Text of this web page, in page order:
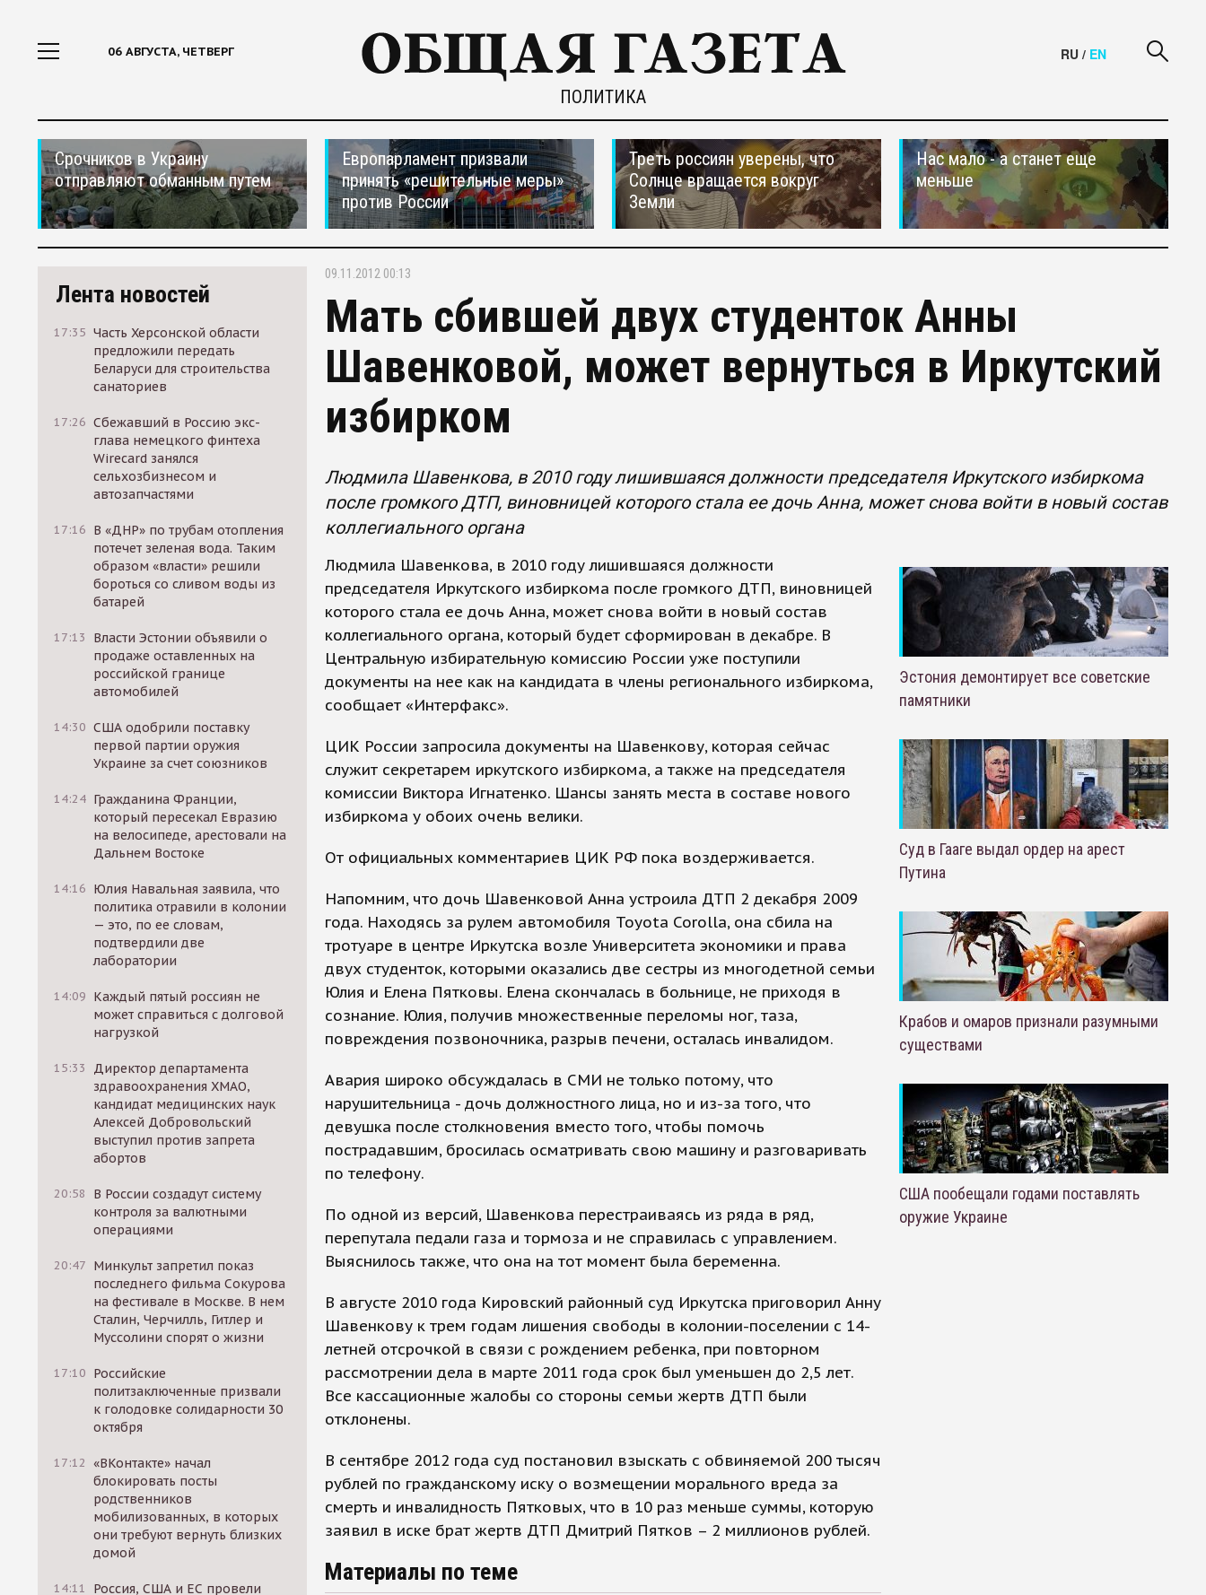
06 АВГУСТА, ЧЕТВЕРГ
ПОЛИТИКА
RU / EN
Срочников в Украину
отправляют обманным путем
Европарламент призвали
принять «решительные меры»
против России
Треть россиян уверены, что
Солнце вращается вокруг
Земли
Нас мало - а станет еще
меньше
Лента новостей
17:35 Часть Херсонской области
предложили передать
Беларуси для строительства
санаториев
17:26 Сбежавший в Россию экс-
глава немецкого финтеха
Wirecard занялся
сельхозбизнесом и
автозапчастями
17:16 В «ДНР» по трубам отопления
потечет зеленая вода. Таким
образом «власти» решили
бороться со сливом воды из
батарей
17:13
Власти Эстонии объявили о
продаже оставленных на
российской границе
автомобилей
14:30 США одобрили поставку
первой партии оружия
Украине за счет союзников
14:24 Гражданина Франции,
который пересекал Евразию
на велосипеде, арестовали на
Дальнем Востоке
14:16 Юлия Навальная заявила, что
политика отравили в колонии
— это, по ее словам,
подтвердили две
лаборатории
14:09 Каждый пятый россиян не
может справиться с долговой
нагрузкой
15:33
Директор департамента
здравоохранения ХМАО,
кандидат медицинских наук
Алексей Добровольский
выступил против запрета
абортов
20:58
В России создадут систему
контроля за валютными
операциями
20:47 Минкульт запретил показ
последнего фильма Сокурова
на фестивале в Москве. В нем
Сталин, Черчилль, Гитлер и
Муссолини спорят о жизни
17:10 Российские
политзаключенные призвали
к голодовке солидарности 30
октября
17:12 «ВКонтакте» начал
блокировать посты
родственников
мобилизованных, в которых
они требуют вернуть близких
домой
14:11
Россия, США и ЕС провели
09.11.2012 00:13
Мать сбившей двух студенток Анны
Шавенковой, может вернуться в Иркутский
избирком
Людмила Шавенкова, в 2010 году лишившаяся должности председателя Иркутского избиркома
после громкого ДТП, виновницей которого стала ее дочь Анна, может снова войти в новый состав
коллегиального органа
Людмила Шавенкова, в 2010 году лишившаяся должности
председателя Иркутского избиркома после громкого ДТП, виновницей
которого стала ее дочь Анна, может снова войти в новый состав
коллегиального органа, который будет сформирован в декабре. В
Центральную избирательную комиссию России уже поступили
документы на нее как на кандидата в члены регионального избиркома,
сообщает «Интерфакс».
ЦИК России запросила документы на Шавенкову, которая сейчас
служит секретарем иркутского избиркома, а также на председателя
комиссии Виктора Игнатенко. Шансы занять места в составе нового
избиркома у обоих очень велики.
От официальных комментариев ЦИК РФ пока воздерживается.
Напомним, что дочь Шавенковой Анна устроила ДТП 2 декабря 2009
года. Находясь за рулем автомобиля Toyota Corolla, она сбила на
тротуаре в центре Иркутска возле Университета экономики и права
двух студенток, которыми оказались две сестры из многодетной семьи
Юлия и Елена Пятковы. Елена скончалась в больнице, не приходя в
сознание. Юлия, получив множественные переломы ног, таза,
повреждения позвоночника, разрыв печени, осталась инвалидом.
Авария широко обсуждалась в СМИ не только потому, что
нарушительница - дочь должностного лица, но и из-за того, что
девушка после столкновения вместо того, чтобы помочь
пострадавшим, бросилась осматривать свою машину и разговаривать
по телефону.
По одной из версий, Шавенкова перестраиваясь из ряда в ряд,
перепутала педали газа и тормоза и не справилась с управлением.
Выяснилось также, что она на тот момент была беременна.
В августе 2010 года Кировский районный суд Иркутска приговорил Анну
Шавенкову к трем годам лишения свободы в колонии-поселении с 14-
летней отсрочкой в связи с рождением ребенка, при повторном
рассмотрении дела в марте 2011 года срок был уменьшен до 2,5 лет.
Все кассационные жалобы со стороны семьи жертв ДТП были
отклонены.
В сентябре 2012 года суд постановил взыскать с обвиняемой 200 тысяч
рублей по гражданскому иску о возмещении морального вреда за
смерть и инвалидность Пятковых, что в 10 раз меньше суммы, которую
заявил в иске брат жертв ДТП Дмитрий Пятков – 2 миллионов рублей.
Материалы по теме
Эстония демонтирует все советские
памятники
Суд в Гааге выдал ордер на арест
Путина
Крабов и омаров признали разумными
существами
США пообещали годами поставлять
оружие Украине